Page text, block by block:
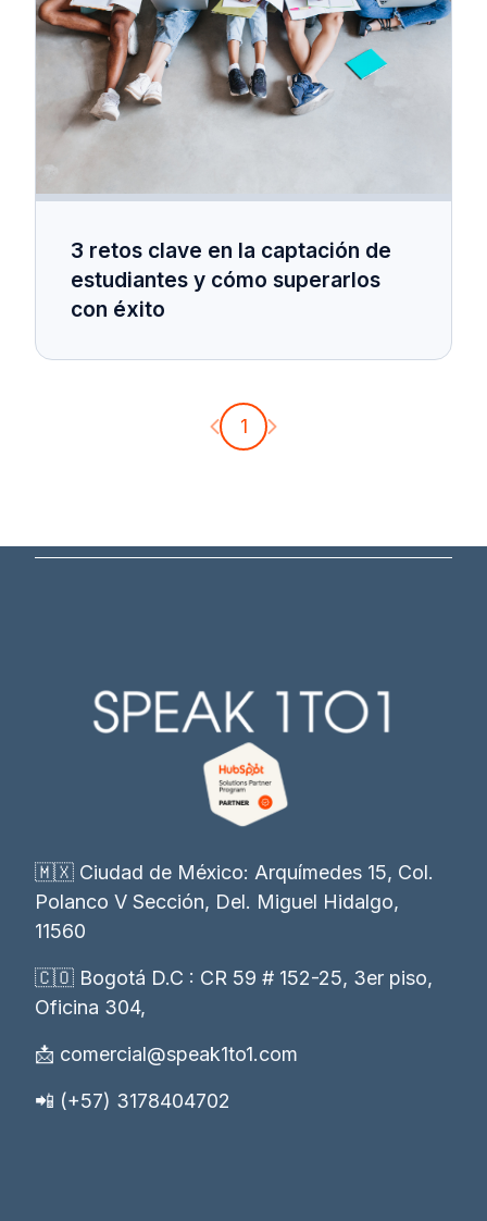
3 retos clave en la captación de
estudiantes y cómo superarlos
con éxito
Página anterior
1 Página siguiente
🇲🇽 Ciudad de México: Arquímedes 15, Col.
Polanco V Sección, Del. Miguel Hidalgo,
11560
🇨🇴 Bogotá D.C : CR 59 # 152-25, 3er piso,
Oficina 304,
📩 comercial@speak1to1.com
📲 (+57) 3178404702